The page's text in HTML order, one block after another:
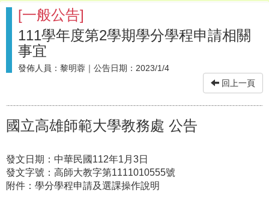
[一般公告]
111學年度第2學期學分學程申請相關
事宜
發佈人員： 黎明蓉 ｜公告日期： 2023/1/4
回上一頁
國立高雄師範大學教務處 公告
發文日期：中華民國112年1月3日
發文字號：高師大教字第1111010555號
附件：學分學程申請及選課操作說明